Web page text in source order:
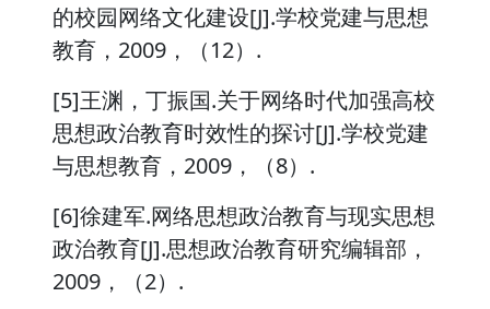
的校园网络文化建设[J].学校党建与思想
教育，2009，（12）.
[5]王渊，丁振国.关于网络时代加强高校
思想政治教育时效性的探讨[J].学校党建
与思想教育，2009，（8）.
[6]徐建军.网络思想政治教育与现实思想
政治教育[J].思想政治教育研究编辑部，
2009，（2）.